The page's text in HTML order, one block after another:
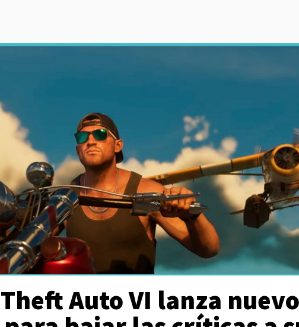
Auto VI lanza nuevo